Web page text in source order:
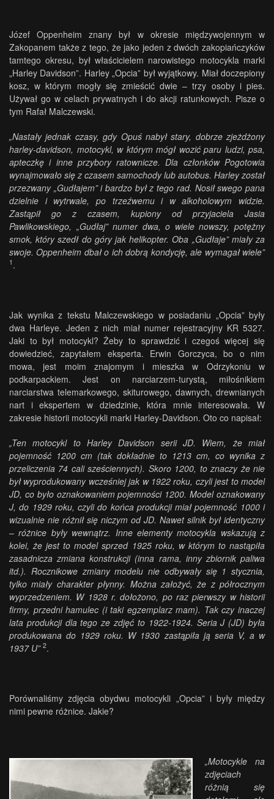
Józef Oppenheim znany był w okresie międzywojennym w
Zakopanem także z tego, że jako jeden z dwóch zakopiańczyków
tamtego okresu, był właścicielem narowistego motocykla marki
„Harley Davidson”. Harley „Opcia” był wyjątkowy. Miał doczepiony
kosz, w którym mogły się zmieścić dwie – trzy osoby i pies.
Używał go w celach prywatnych i do akcji ratunkowych. Pisze o
tym Rafał Malczewski.
„Nastały jednak czasy, gdy Opuś nabył stary, dobrze zjeżdżony
harley-davidson, motocykl, w którym mógł wozić paru ludzi, psa,
apteczkę i inne przybory ratownicze. Dla członków Pogotowia
wynajmowało się z czasem samochody lub autobus. Harley został
przezwany „Gudłajem” i bardzo był z tego rad. Nosił swego pana
dzielnie i wytrwale, po trzeźwemu i w alkoholowym widzie.
Zastąpił go z czasem, kupiony od przyjaciela Jasia
Pawlikowskiego, „Gudłaj” numer dwa, o wiele nowszy, potężny
smok, który szedł do góry jak helikopter. Oba „Gudłaje” miały za
swoje. Oppenheim dbał o ich dobrą kondycję, ale wymagał wiele”
1 .
Jak wynika z tekstu Malczewskiego w posiadaniu „Opcia” były
dwa Harleye. Jeden z nich miał numer rejestracyjny KR 5327.
Jaki to był motocykl? Żeby to sprawdzić i czegoś więcej się
dowiedzieć, zapytałem eksperta. Erwin Gorczyca, bo o nim
mowa, jest moim znajomym i mieszka w Odrzykoniu w
podkarpackiem. Jest on narciarzem-turystą, miłośnikiem
narciarstwa telemarkowego, skiturowego, dawnych, drewnianych
nart i ekspertem w dziedzinie, która mnie interesowała. W
zakresie historii motocykli marki Harley-Davidson. Oto co napisał:
„Ten motocykl to Harley Davidson serii JD. Wiem, że miał
pojemność 1200 cm (tak dokładnie to 1213 cm, co wynika z
przeliczenia 74 cali sześciennych). Skoro 1200, to znaczy że nie
był wyprodukowany wcześniej jak w 1922 roku, czyli jest to model
JD, co było oznakowaniem pojemności 1200. Model oznakowany
J, do 1929 roku, czyli do końca produkcji miał pojemność 1000 i
wizualnie nie różnił się niczym od JD. Nawet silnik był identyczny
– różnice były wewnątrz. Inne elementy motocykla wskazują z
kolei, że jest to model sprzed 1925 roku, w którym to nastąpiła
zasadnicza zmiana konstrukcji (inna rama, inny zbiornik paliwa
itd.). Rocznikowe zmiany modelu nie odbywały się 1 stycznia,
tylko miały charakter płynny. Można założyć, że z półrocznym
wyprzedzeniem. W 1928 r. dołożono, po raz pierwszy w historii
firmy, przedni hamulec (i taki egzemplarz mam). Tak czy inaczej
lata produkcji dla tego ze zdjęć to 1922-1924. Seria J (JD) była
produkowana do 1929 roku. W 1930 zastąpiła ją seria V, a w
1937 U” 2.
Porównaliśmy zdjęcia obydwu motocykli „Opcia” i były między
nimi pewne różnice. Jakie?
„Motocykle na
zdjęciach
różnią się